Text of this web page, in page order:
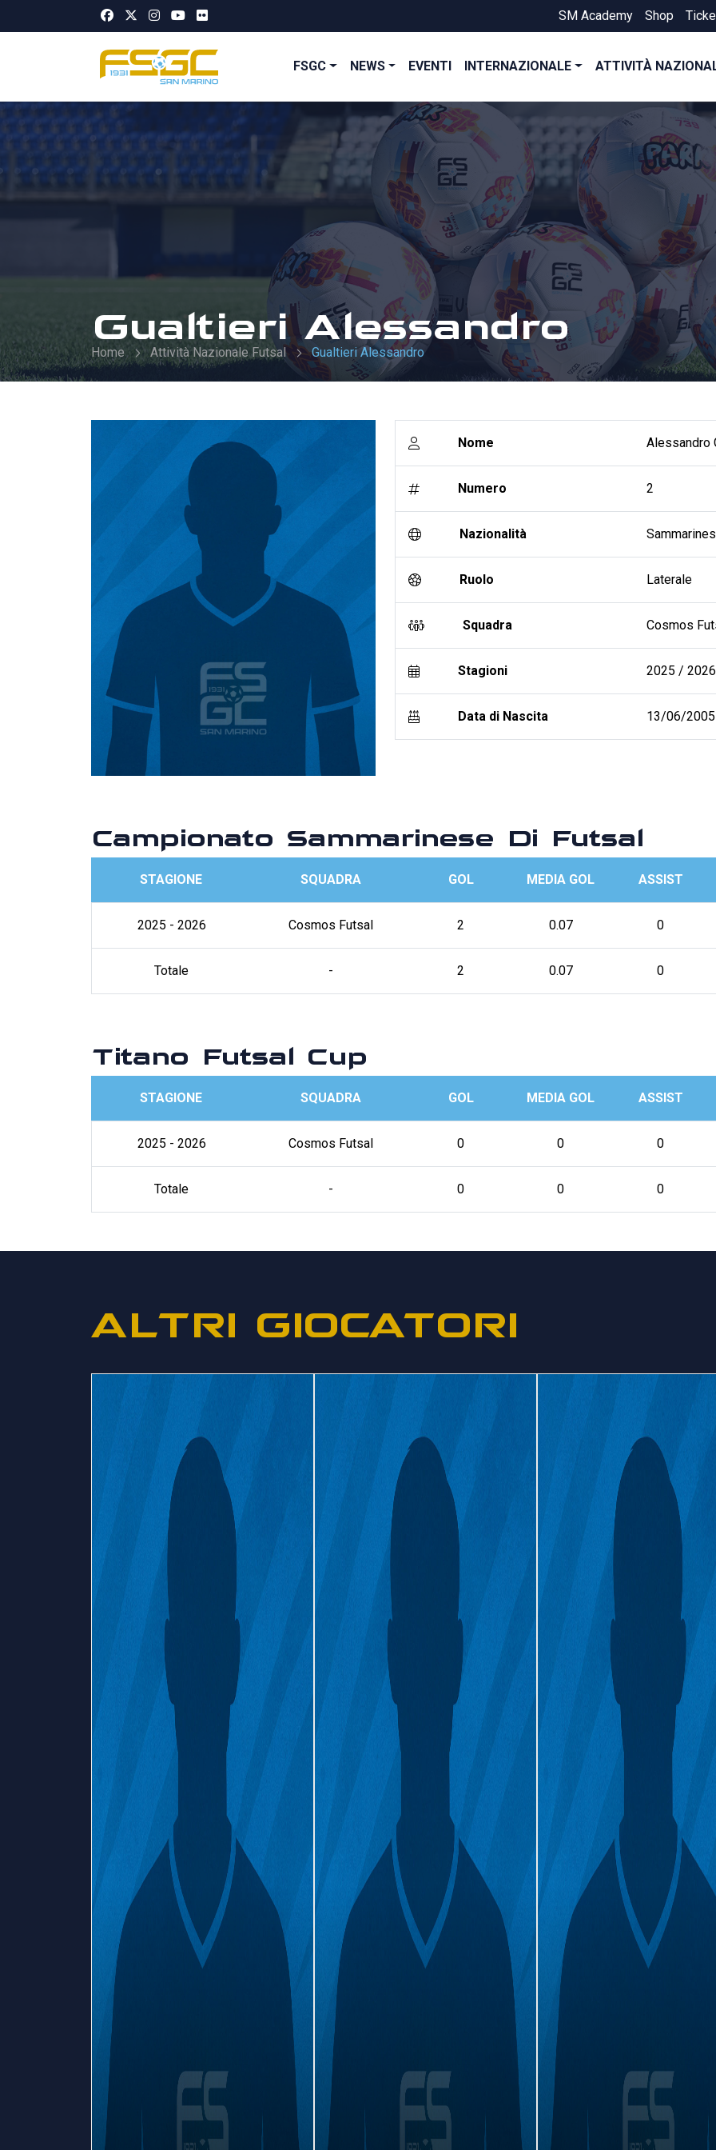
SM Academy Shop
FSGC NEWS EVENTI INTERNAZIONALE ATTIVITÀ
Gualtieri Alessandro
Home Attività Nazionale Futsal Gualtieri Alessandro
Nome Alessandro
Numero 2
Nazionalità
Ruolo Laterale
Squadra Cosmos
Stagioni 2025 /
Data di Nascita 13/06/2005
Campionato Sammarinese Di Futsal
STAGIONE SQUADRA GOL MEDIA GOL ASSIST
2025 - 2026 Cosmos Futsal 2 0.07 0
Totale - 2 0.07 0
Titano Futsal Cup
STAGIONE SQUADRA GOL MEDIA GOL ASSIST
2025 - 2026 Cosmos Futsal 0 0 0
Totale - 0 0 0
ALTRI GIOCATORI